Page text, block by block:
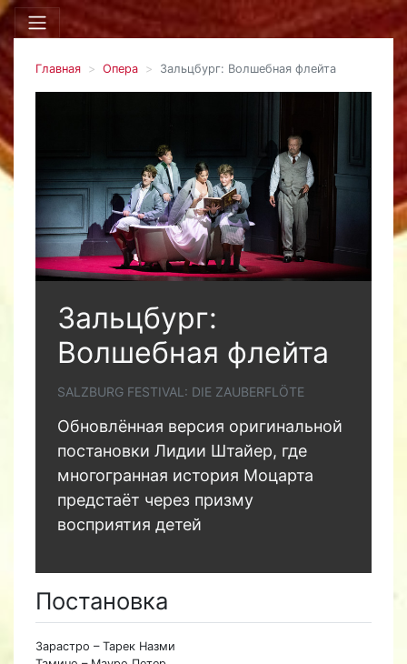
Главная Опера Зальцбург: Волшебная флейта
Зальцбург:
Волшебная флейта
SALZBURG FESTIVAL: DIE ZAUBERFLÖTE
Обновлённая версия оригинальной
постановки Лидии Штайер, где
многогранная история Моцарта
предстаёт через призму
восприятия детей
Постановка
Зарастро – Тарек Назми